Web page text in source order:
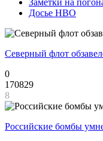
Заметки на
Досье НВО
Северный флот
0
170829
8
Российские бомбы